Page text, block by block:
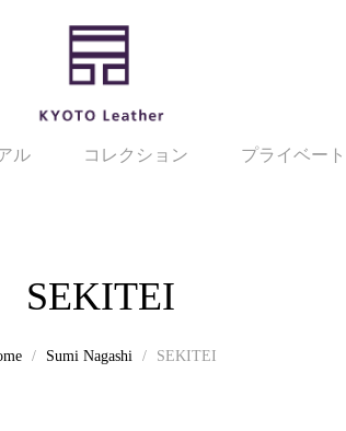
ル コレクション プライベー
SEKITEI
Sumi Nagashi SEKITEI